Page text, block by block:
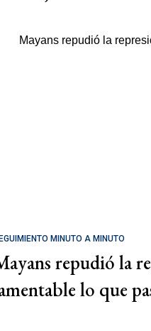
MINUTO A MINUTO
repudió la
lo que